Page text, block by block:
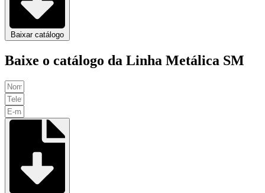
Baixar catálogo
Baixe o catálogo da Linha Metálica SM